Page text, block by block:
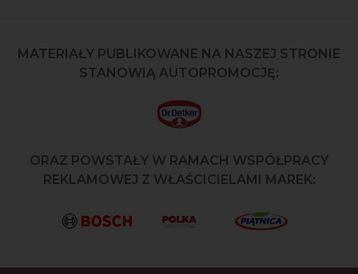
MATERIAŁY PUBLIKOWANE NA NASZEJ STRONIE
STANOWIĄ AUTOPROMOCJĘ:
ORAZ POWSTAŁY W RAMACH WSPÓŁPRACY
REKLAMOWEJ Z WŁAŚCICIELAMI MAREK: